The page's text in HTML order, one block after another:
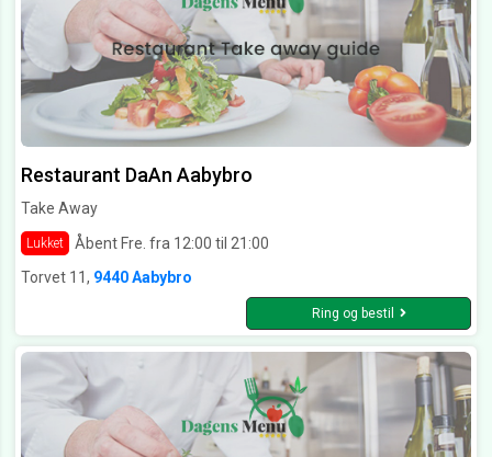
Restaurant DaAn Aabybro
Take Away
Lukket
Åbent Fre. fra 12:00 til 21:00
Torvet 11, 9440 Aabybro
Ring og bestil